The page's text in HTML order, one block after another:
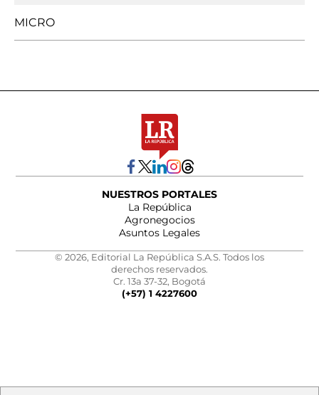
MICRO
NUESTROS PORTALES
La República
Agronegocios
Asuntos Legales
© 2026, Editorial La República S.A.S. Todos los
derechos reservados.
Cr. 13a 37-32, Bogotá
(+57) 1 4227600